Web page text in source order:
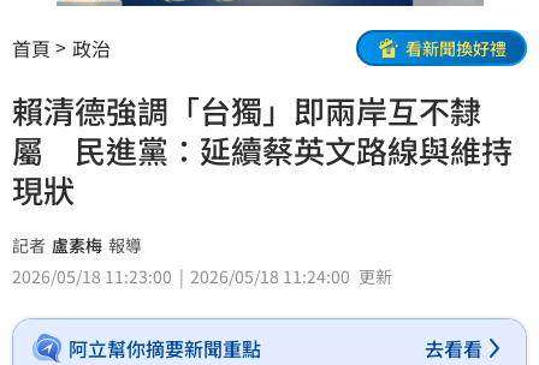
首頁 政治 看新聞換好禮
賴清德強調「台獨」即兩岸互不隸
屬 民進黨：延續蔡英文路線與維持
現狀
記者 盧素梅 報導
2026/05/18 11:23:00
2026/05/18 11:24:00 更新
阿立幫你摘要新聞重點 去看看